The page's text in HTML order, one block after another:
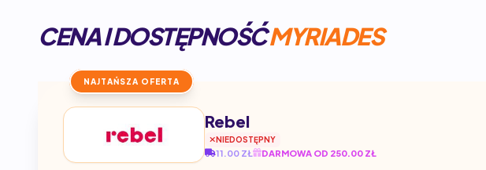
CENA I DOSTĘPNOŚĆMYRIADES
NAJTAŃSZA OFERTA
Rebel
NIEDOSTĘPNY
11.00 ZŁ DARMOWA OD 250.00 ZŁ